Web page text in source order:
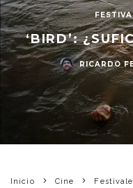
‘BIRD’:
RICARDO
Inicio Cine